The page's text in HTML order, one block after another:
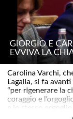
GIORGIO E
EVVIVA LA
Carolina Varchi,
Lagalla, si fa
“per rigenerare la
coraggio e
e lo stesso